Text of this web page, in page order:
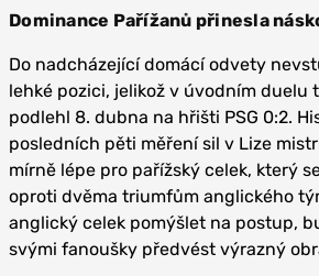
Dominance Pařížanů přinesla
Do nadcházející domácí odvety
lehké pozici, jelikož v úvodním duelu
podlehl 8. dubna na hřišti PSG 0:2.
posledních pěti měření sil v Lize
mírně lépe pro pařížský celek, který
oproti dvěma triumfům anglického
anglický celek pomýšlet na postup,
svými fanoušky předvést výrazný